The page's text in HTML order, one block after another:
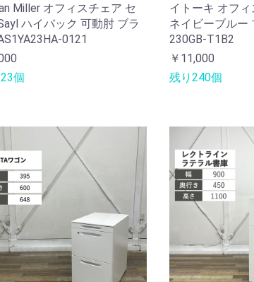
Miller オフィスチェア セ
ハイバック 可動肘 ブラ
0121
個
イトーキ オフ
ネイビーブルー
230GB-T1B2
￥11,000
残り240個